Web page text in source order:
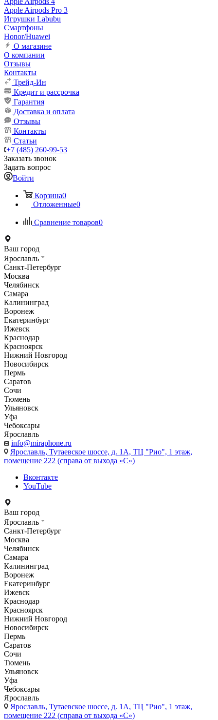
Apple Airpods Pro 3
Игрушки Labubu
Смартфоны
Honor/Huawei
О магазине
О компании
Отзывы
Контакты
Трейд-Ин
Кредит и рассрочка
Гарантия
Доставка и оплата
Отзывы
Контакты
Статьи
+7 (485) 260-99-53
Заказать звонок
Задать вопрос
Войти
Корзина0
Отложенные0
Сравнение товаров0
Ваш город
Ярославль
Санкт-Петербург
Москва
Челябинск
Самара
Калининград
Воронеж
Екатеринбург
Ижевск
Краснодар
Красноярск
Нижний Новгород
Новосибирск
Пермь
Саратов
Сочи
Тюмень
Ульяновск
Уфа
Чебоксары
Ярославль
info@miraphone.ru
Ярославль, Тутаевское шоссе, д. 1А, ТЦ "Рио", 1 этаж,
помещение 222 (справа от выхода «С»)
Вконтакте
YouTube
Ваш город
Ярославль
Санкт-Петербург
Москва
Челябинск
Самара
Калининград
Воронеж
Екатеринбург
Ижевск
Краснодар
Красноярск
Нижний Новгород
Новосибирск
Пермь
Саратов
Сочи
Тюмень
Ульяновск
Уфа
Чебоксары
Ярославль
Ярославль, Тутаевское шоссе, д. 1А, ТЦ "Рио", 1 этаж,
помещение 222 (справа от выхода «С»)